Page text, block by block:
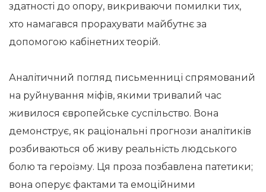
здатності до опору, викриваючи помилки тих,
хто намагався прорахувати майбутнє за
допомогою кабінетних теорій.
Аналітичний погляд письменниці спрямований
на руйнування міфів, якими тривалий час
живилося європейське суспільство. Вона
демонструє, як раціональні прогнози аналітиків
розбиваються об живу реальність людського
болю та героїзму. Ця проза позбавлена патетики;
вона оперує фактами та емоційними